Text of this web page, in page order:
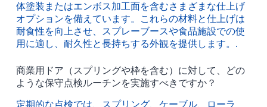
体塗装またはエンボス加工面を含むさまざまな仕上げ
オプションを備えています。これらの材料と仕上げは
耐食性を向上させ、スプレーブースや食品施設での使
用に適し、耐久性と長持ちする外観を提供します。.
商業用ドア（スプリングや枠を含む）に対して、どの
ような保守点検ルーチンを実施すべきですか？
定期的な点検では、スプリング、ケーブル、ローラ